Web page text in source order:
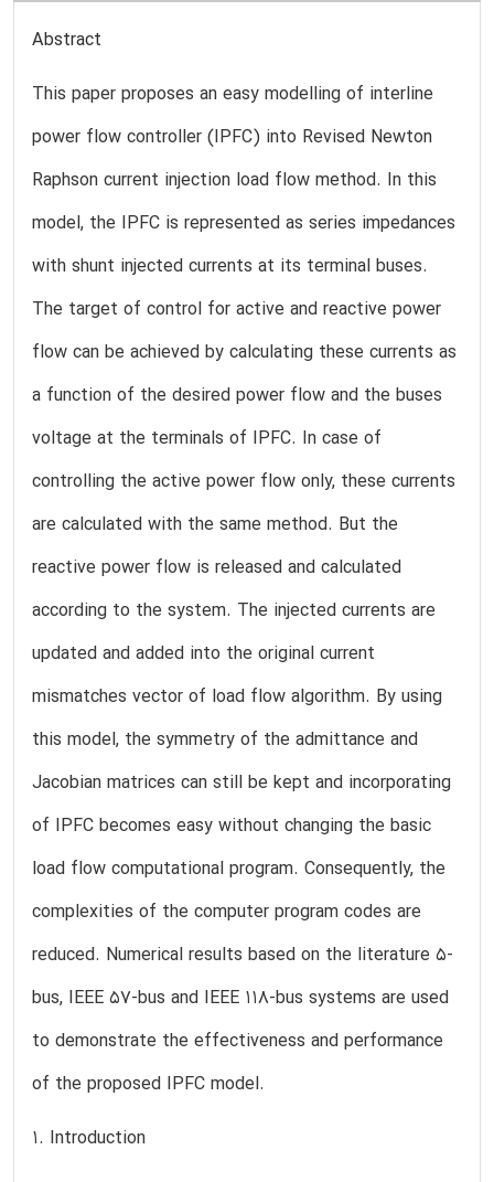
Abstract
This paper proposes an easy modelling of interline
power flow controller (IPFC) into Revised Newton
Raphson current injection load flow method. In this
model, the IPFC is represented as series impedances
with shunt injected currents at its terminal buses.
The target of control for active and reactive power
flow can be achieved by calculating these currents as
a function of the desired power flow and the buses
voltage at the terminals of IPFC. In case of
controlling the active power flow only, these currents
are calculated with the same method. But the
reactive power flow is released and calculated
according to the system. The injected currents are
updated and added into the original current
mismatches vector of load flow algorithm. By using
this model, the symmetry of the admittance and
Jacobian matrices can still be kept and incorporating
of IPFC becomes easy without changing the basic
load flow computational program. Consequently, the
complexities of the computer program codes are
reduced. Numerical results based on the literature 5-
bus, IEEE 57-bus and IEEE 118-bus systems are used
to demonstrate the effectiveness and performance
of the proposed IPFC model.
1. Introduction